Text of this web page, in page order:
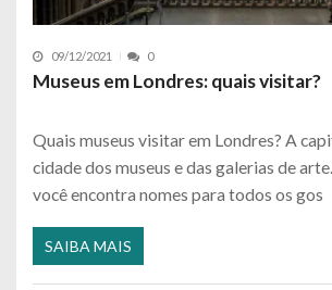
09/12/2021 0
Museus em Londres: quais visitar?
Quais museus visitar em Londres? A
cidade dos museus e das galerias de
você encontra nomes para todos os gos
SAIBA MAIS